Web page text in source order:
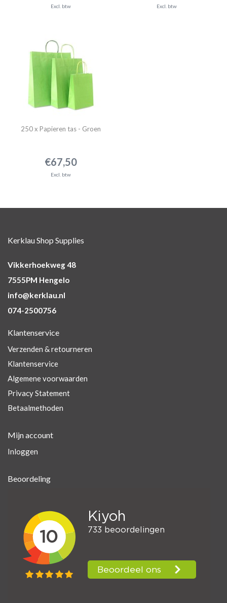
Excl. btw Excl. btw
250 x Papieren tas - Groen
€67,50
Excl. btw
Kerklau Shop Supplies
Vikkerhoekweg 48
7555PM Hengelo
info@kerklau.nl
074-2500756
Klantenservice
Verzenden & retourneren
Klantenservice
Algemene voorwaarden
Privacy Statement
Betaalmethoden
Mijn account
Inloggen
Beoordeling